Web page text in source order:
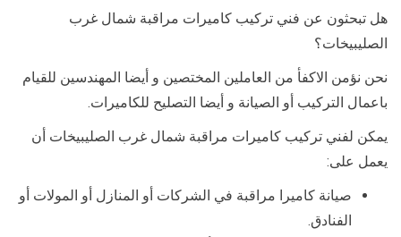
هل تبحثون عن فني تركيب كاميرات مراقبة شمال غرب
الصليبيخات؟
نحن نؤمن الاكفأ من العاملين المختصين و أيضا المهندسين للقيام
باعمال التركيب أو الصيانة و أيضا التصليح للكاميرات.
يمكن لفني تركيب كاميرات مراقبة شمال غرب الصليبيخات أن
يعمل على:
صيانة كاميرا مراقبة في الشركات أو المنازل أو المولات أو
الفنادق.